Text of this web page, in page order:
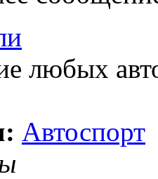
любых
Автоспорт